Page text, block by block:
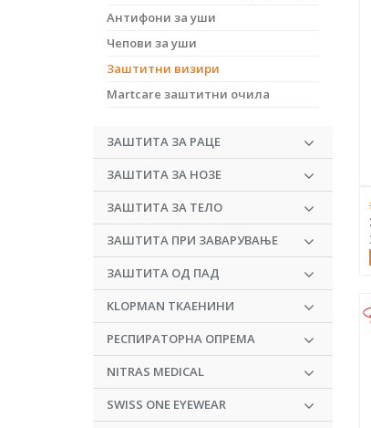
Антифони за уши
Чепови за уши
Заштитни визири
Martcare заштитни очила
ЗАШТИТА ЗА РАЦЕ
ЗАШТИТА ЗА НОЗЕ
ЗАШТИТА ЗА ТЕЛО
ЗАШТИТА ПРИ ЗАВАРУВАЊЕ
ЗАШТИТА ОД ПАД
KLOPMAN ТКАЕНИНИ
РЕСПИРАТОРНА ОПРЕМА
NITRAS MEDICAL
SWISS ONE EYEWEAR